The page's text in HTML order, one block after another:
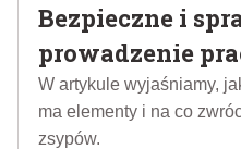
Bezpieczne i
prowadzenie
W artykule wyjaśniamy,
ma elementy i na co
zsypów.